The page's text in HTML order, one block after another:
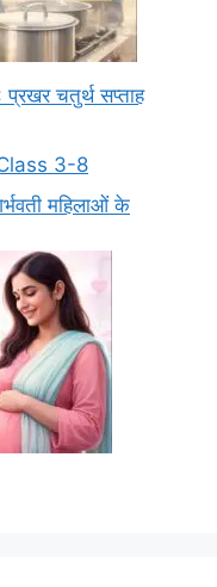
चतुर्थ सप्ताह
3-8
महिलाओं के